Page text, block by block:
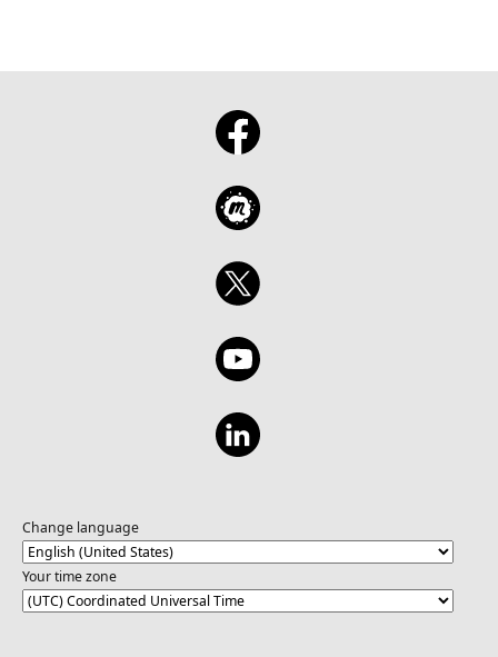
Change language
Your time zone